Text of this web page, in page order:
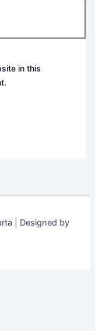
in this
| Designed by